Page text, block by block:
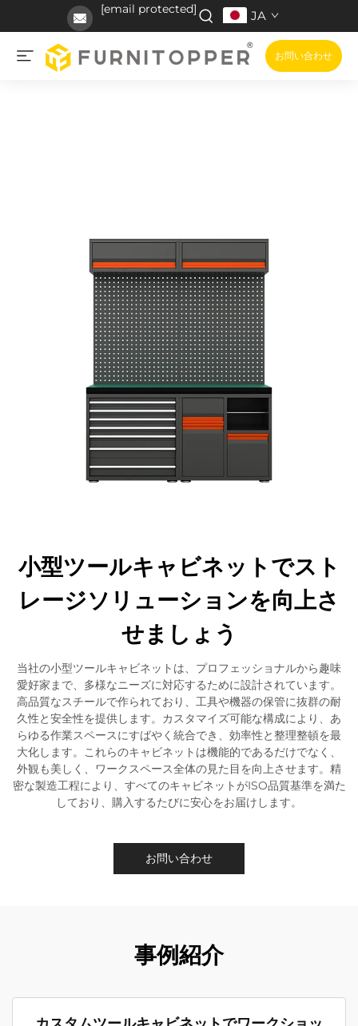
[email protected] JA
お問い合わせ
小型ツールキャビネットでスト
レージソリューションを向上さ
せましょう
当社の小型ツールキャビネットは、プロフェッショナルから趣味
愛好家まで、多様なニーズに対応するために設計されています。
高品質なスチールで作られており、工具や機器の保管に抜群の耐
久性と安全性を提供します。カスタマイズ可能な構成により、あ
らゆる作業スペースにすばやく統合でき、効率性と整理整頓を最
大化します。これらのキャビネットは機能的であるだけでなく、
外観も美しく、ワークスペース全体の見た目を向上させます。精
密な製造工程により、すべてのキャビネットがISO品質基準を満た
しており、購入するたびに安心をお届けします。
お問い合わせ
事例紹介